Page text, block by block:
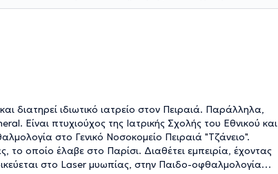
διατηρεί ιδιωτικό ιατρείο στον Πειραιά. Παράλληλα,
Είναι πτυχιούχος της Ιατρικής Σχολής του Εθνικού και
στο Γενικό Νοσοκομείο Πειραιά "Τζάνειο".
οποίο έλαβε στο Παρίσι. Διαθέτει εμπειρία, έχοντας
στο Laser μυωπίας, στην Παιδο-οφθαλμολογία